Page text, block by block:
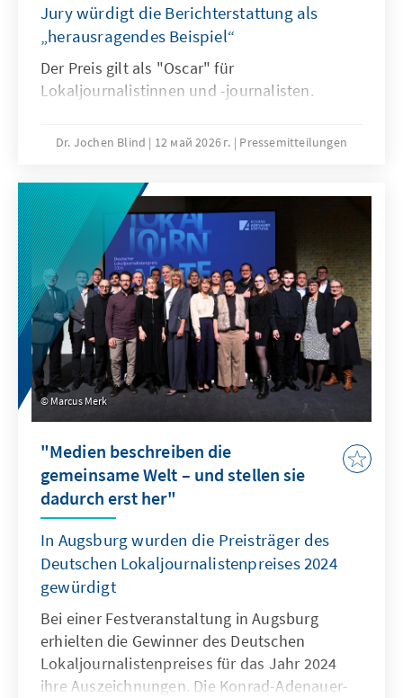
Jury würdigt die Berichterstattung als
„herausragendes Beispiel“
Der Preis gilt als "Oscar" für
Lokaljournalistinnen und -journalisten.
Dr. Jochen Blind 12 май 2026 г. Pressemitteilungen
Marcus Merk
"Medien beschreiben die
gemeinsame Welt – und stellen sie
dadurch erst her"
In Augsburg wurden die Preisträger des
Deutschen Lokaljournalistenpreises 2024
gewürdigt
Bei einer Festveranstaltung in Augsburg
erhielten die Gewinner des Deutschen
Lokaljournalistenpreises für das Jahr 2024
ihre Auszeichnungen. Die Konrad-Adenauer-